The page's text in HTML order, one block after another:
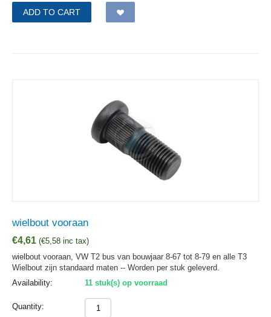
ADD TO CART
wielbout vooraan
€4,61 (€5,58 inc tax)
wielbout vooraan, VW T2 bus van bouwjaar 8-67 tot 8-79 en alle T3
Wielbout zijn standaard maten -- Worden per stuk geleverd.
Availability:
11 stuk(s) op voorraad
Quantity: